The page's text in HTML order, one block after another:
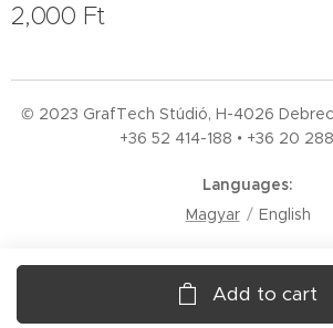
2,000 Ft
Add to cart
© 2023 GrafTech Stúdió, H-4026
+36 52 414-188 • +36 20
Languages
Magyar
English